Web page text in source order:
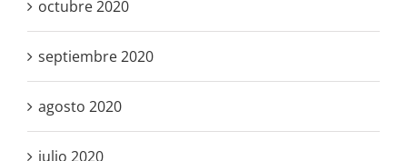
octubre 2020
septiembre 2020
agosto 2020
julio 2020